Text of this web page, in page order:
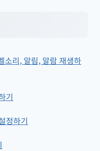
소리, 알림, 알람 재생하
기
정하기